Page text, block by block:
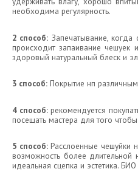
необходима регулярность.
2 способ: Запечатывание,
происходит запаивание чешуек
здоровый натуральный блеск и
3 способ: Покрытие нп
4 способ:рекомендуется
посещать мастера для того
5 способ:Расслоенные чешуйки
возможность более длительной
идеальная сцепка и эстетика. БИО